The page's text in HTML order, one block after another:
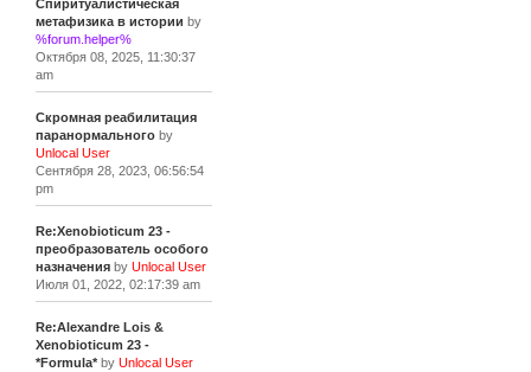
Спиритуалистическая
метафизика в истории by
%forum.helper%
Октября 08, 2025, 11:30:37
am
Скромная реабилитация
паранормальногоby
Unlocal User
Сентября 28, 2023, 06:56:54
pm
Re:Xenobioticum 23 -
преобразователь особого
назначенияby Unlocal User
Июля 01, 2022, 02:17:39 am
Re:Alexandre Lois &
Xenobioticum 23 -
*Formula*by Unlocal User